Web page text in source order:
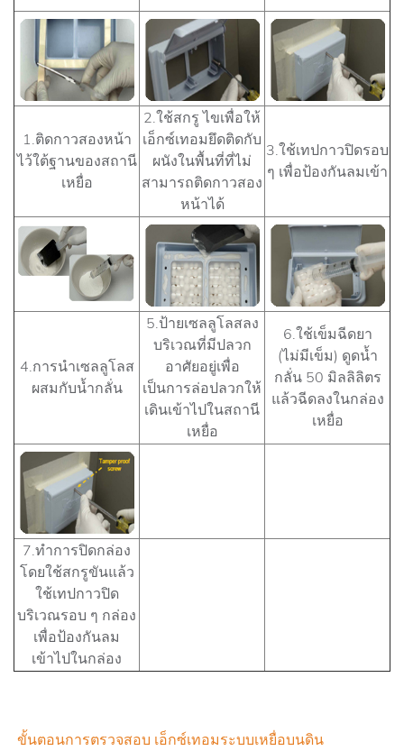
1.ติดกาวสองหน้า
ไว้ใต้ฐานของสถานี
เหยื่อ
2.ใช้สกรู ไขเพื่อให้
เอ็กซ์เทอมยึดติดกับ
ผนังในพื้นที่ที่ไม่
สามารถติดกาวสอง
หน้าได้
3.ใช้เทปกาวปิดรอบ
ๆ เพื่อป้องกันลมเข้า
4.การนำเซลลูโลส
ผสมกับน้ำกลั่น
5.ป้ายเซลลูโลสลง
บริเวณที่มีปลวก
อาศัยอยู่เพื่อ
เป็นการล่อปลวกให้
เดินเข้าไปในสถานี
เหยื่อ
6.ใช้เข็มฉีดยา
(ไม่มีเข็ม) ดูดน้ำ
กลั่น 50 มิลลิลิตร
แล้วฉีดลงในกล่อง
เหยื่อ
7.ทำการปิดกล่อง
โดยใช้สกรูขันแล้ว
ใช้เทปกาวปิด
บริเวณรอบ ๆ กล่อง
เพื่อป้องกันลม
เข้าไปในกล่อง
ขั้นตอนการตรวจสอบ เอ็กซ์เทอมระบบเหยื่อบนดิน